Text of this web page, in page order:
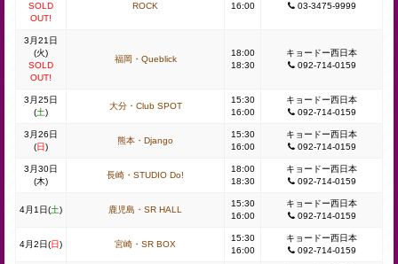
SOLD
OUT!
ROCK
16:00
03-3475-9999
3月21日
(火)
SOLD
OUT!
福岡・Queblick
18:00
18:30
キョードー西日本
092-714-0159
3月25日
(土)
大分・Club SPOT
15:30
16:00
キョードー西日本
092-714-0159
3月26日
(日)
熊本・Django
15:30
16:00
キョードー西日本
092-714-0159
3月30日
(木)
長崎・STUDIO Do!
18:00
18:30
キョードー西日本
092-714-0159
4月1日(土) 鹿児島・SR HALL
15:30
16:00
キョードー西日本
092-714-0159
4月2日(日) 宮崎・SR BOX
15:30
16:00
キョードー西日本
092-714-0159